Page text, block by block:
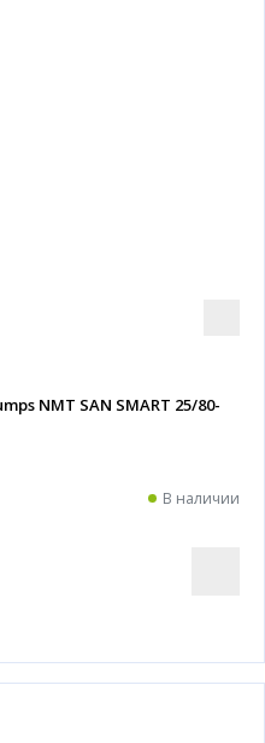
NMT SAN SMART 25/80-
В наличии